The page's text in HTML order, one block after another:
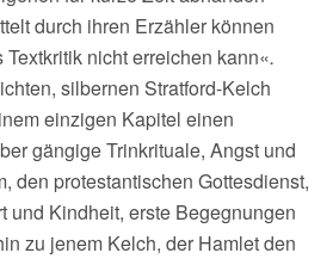
durch ihren Erzähler können
nicht erreichen kann«.
silbernen Stratford-Kelch
einzigen Kapitel einen
gängige Trinkrituale, Angst und
den protestantischen Gottesdienst,
und Kindheit, erste Begegnungen
zu jenem Kelch, der Hamlet den